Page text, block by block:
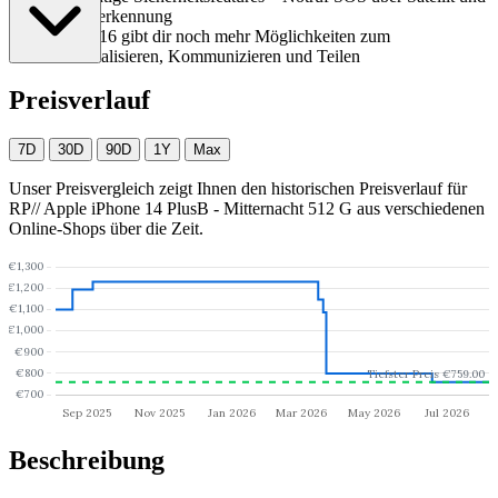
Unfallerkennung
*
iOS 16 gibt dir noch mehr Möglichkeiten zum
Personalisieren, Kommunizieren und Teilen
Preisverlauf
7D 30D 90D 1Y Max
Unser Preisvergleich zeigt Ihnen den historischen Preisverlauf für
RP// Apple iPhone 14 PlusB - Mitternacht 512 G aus verschiedenen
Online-Shops über die Zeit.
Beschreibung